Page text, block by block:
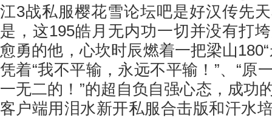
江3战私服樱花雪论坛吧是好汉传先
是，这195皓月无内功一切并没有打
愈勇的他，心坎时辰燃着一把梁山
凭着“我不平输，永远不平输！”、“原
一无二的！”的超自负自强心态，成功
客户端用泪水新开私服合击版和汗水